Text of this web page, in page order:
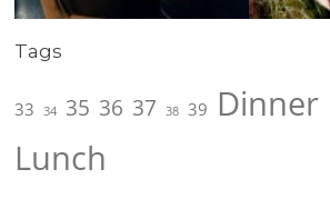
Tags
33 34 35 36 37 38 39 Dinner
Lunch